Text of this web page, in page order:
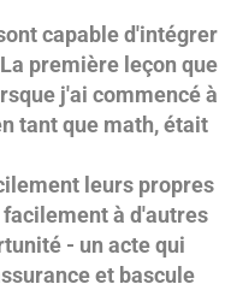
capable d'intégrer
première leçon que
j'ai commencé à
tant que math, était
leurs propres
à d'autres
- un acte qui
et bascule